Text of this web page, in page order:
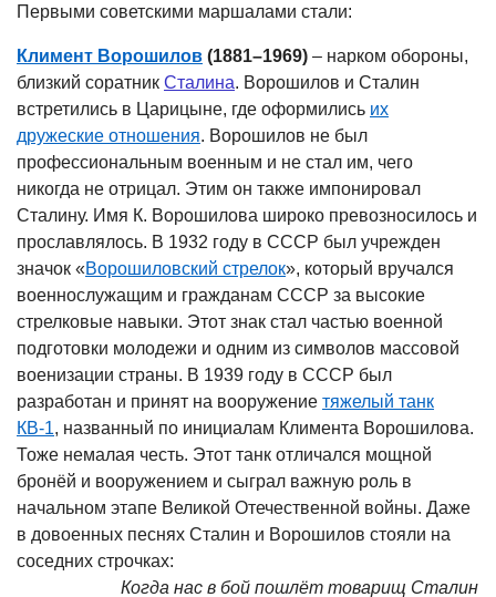
Первыми советскими маршалами стали:
Климент Ворошилов (1881–1969) – нарком обороны,
близкий соратник Сталина. Ворошилов и Сталин
встретились в Царицыне, где оформились их
дружеские отношения. Ворошилов не был
профессиональным военным и не стал им, чего
никогда не отрицал. Этим он также импонировал
Сталину. Имя К. Ворошилова широко превозносилось и
прославлялось. В 1932 году в СССР был учрежден
значок «Ворошиловский стрелок», который вручался
военнослужащим и гражданам СССР за высокие
стрелковые навыки. Этот знак стал частью военной
подготовки молодежи и одним из символов массовой
военизации страны. В 1939 году в СССР был
разработан и принят на вооружение тяжелый танк
КВ-1, названный по инициалам Климента Ворошилова.
Тоже немалая честь. Этот танк отличался мощной
бронёй и вооружением и сыграл важную роль в
начальном этапе Великой Отечественной войны. Даже
в довоенных песнях Сталин и Ворошилов стояли на
соседних строчках:
Когда нас в бой пошлёт товарищ Сталин